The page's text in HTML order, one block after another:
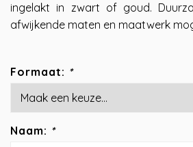
ingelakt in zwart of goud.
afwijkende maten en maatwerk
Formaat: *
Naam: *